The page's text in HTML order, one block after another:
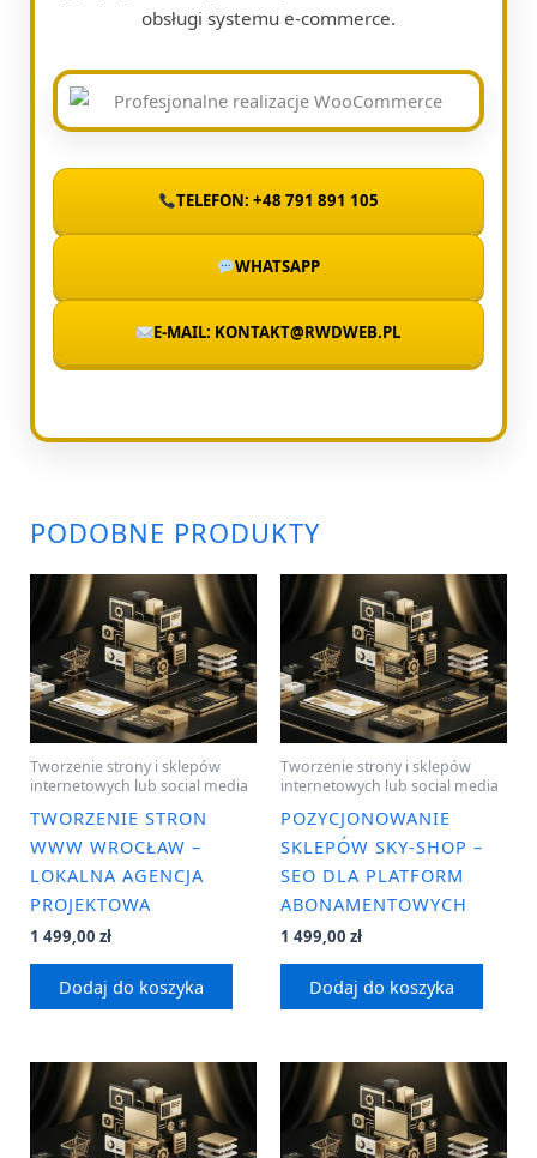
obsługi systemu e-commerce.
TELEFON: +48 791 891 105
WHATSAPP
E-MAIL: KONTAKT@RWDWEB.PL
PODOBNE PRODUKTY
Tworzenie strony i sklepów
internetowych lub social media
TWORZENIE STRON
WWW WROCŁAW –
LOKALNA AGENCJA
PROJEKTOWA
1 499,00 zł
Dodaj do koszyka
Tworzenie strony i sklepów
internetowych lub social media
POZYCJONOWANIE
SKLEPÓW SKY-SHOP –
SEO DLA PLATFORM
ABONAMENTOWYCH
1 499,00 zł
Dodaj do koszyka